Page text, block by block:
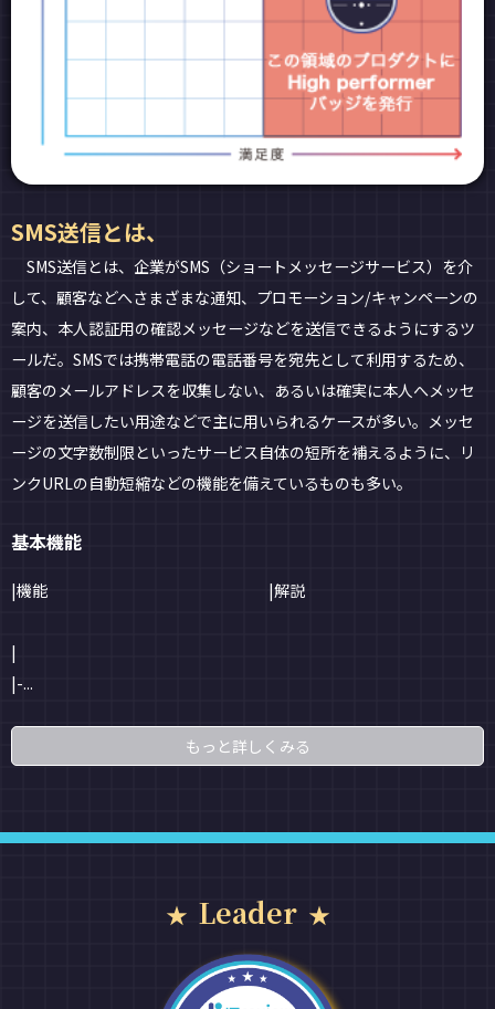
SMS送信とは、
SMS送信とは、企業がSMS（ショートメッセージサービス）を介
して、顧客などへさまざまな通知、プロモーション/キャンペーンの
案内、本人認証用の確認メッセージなどを送信できるようにするツ
ールだ。SMSでは携帯電話の電話番号を宛先として利用するため、
顧客のメールアドレスを収集しない、あるいは確実に本人へメッセ
ージを送信したい用途などで主に用いられるケースが多い。メッセ
ージの文字数制限といったサービス自体の短所を補えるように、リ
ンクURLの自動短縮などの機能を備えているものも多い。
基本機能
|機能 |解説
|
|-...
もっと詳しくみる
Leader